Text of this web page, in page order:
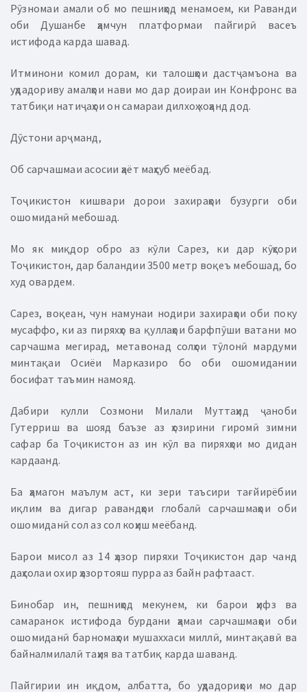
Рӯзномаи амали об мо пешниҳод менамоем, ки Раванди
оби Душанбе ҳамчун платформаи пайгирӣ васеъ
истифода карда шавад.
Итминони комил дорам, ки талошҳои дастҷамъона ва
уҳдадориву амалҳои нави мо дар доираи ин Конфронс ва
татбиқи натиҷаҳои он самараи дилхоҳ хоҳанд дод.
Дӯстони арҷманд,
Об сарчашмаи асосии ҳаёт маҳсуб меёбад.
Тоҷикистон кишвари дорои захираҳои бузурги оби
ошомиданӣ мебошад.
Мо як миқдор обро аз кӯли Сарез, ки дар кӯҳсори
Тоҷикистон, дар баландии 3500 метр воқеъ мебошад, бо
худ овардем.
Сарез, воқеан, чун намунаи нодири захираҳои оби поку
мусаффо, ки аз пиряхҳо ва қуллаҳои барфпӯши ватани мо
сарчашма мегирад, метавонад солҳои тӯлонӣ мардуми
минтақаи Осиёи Марказиро бо оби ошомидании
босифат таъмин намояд.
Дабири кулли Созмони Милали Муттаҳид ҷаноби
Гутерриш ва шояд баъзе аз ҳозирини гиромӣ зимни
сафар ба Тоҷикистон аз ин кӯл ва пиряхҳои мо дидан
кардаанд.
Ба ҳамагон маълум аст, ки зери таъсири тағйирёбии
иқлим ва дигар равандҳои глобалӣ сарчашмаҳои оби
ошомиданӣ сол аз сол коҳиш меёбанд.
Барои мисол аз 14 ҳазор пиряхи Тоҷикистон дар чанд
даҳсолаи охир ҳазортояш пурра аз байн рафтааст.
Бинобар ин, пешниҳод мекунем, ки барои ҳифз ва
самаранок истифода бурдани ҳамаи сарчашмаҳои оби
ошомиданӣ барномаҳои мушаххаси миллӣ, минтақавӣ ва
байналмилалӣ таҳия ва татбиқ карда шаванд.
Пайгирии ин иқдом, албатта, бо уҳдадориҳои мо дар